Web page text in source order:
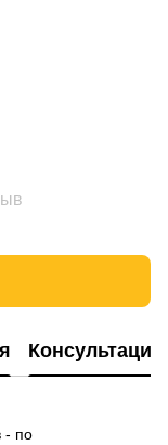
Консультация
- по